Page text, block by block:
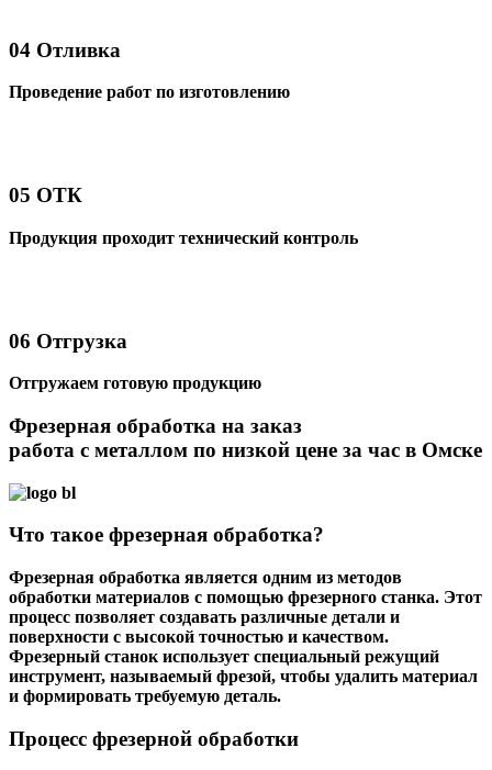
04 Отливка
Проведение работ по изготовлению
05 ОТК
Продукция проходит технический контроль
06 Отгрузка
Отгружаем готовую продукцию
Фрезерная обработка на заказ
работа с металлом по низкой цене за час в Омске
Что такое фрезерная обработка?
Фрезерная обработка является одним из методов
обработки материалов с помощью фрезерного станка. Этот
процесс позволяет создавать различные детали и
поверхности с высокой точностью и качеством.
Фрезерный станок использует специальный режущий
инструмент, называемый фрезой, чтобы удалить материал
и формировать требуемую деталь.
Процесс фрезерной обработки